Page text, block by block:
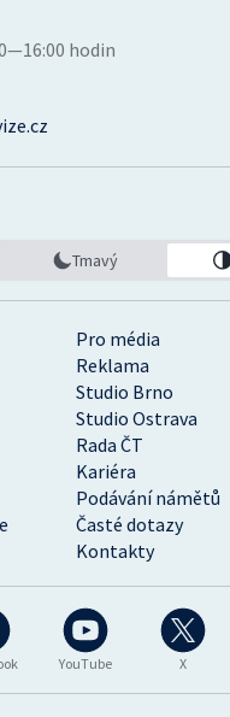
YouTube X
Pro média
Reklama
Studio Brno
Studio Ostrava
Rada ČT
Kariéra
Podávání námětů
Časté dotazy
Kontakty
hodin
Tmavý